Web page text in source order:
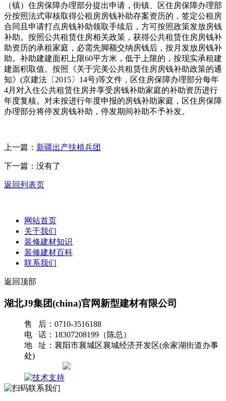
（镇）住房保障办理部分提出申请，街镇、区住房保障办理部
分按照法式审核取得公租房房钱补助存案资历的，签定公租房
合同且申请打点房钱补助领取手续后，方可按照政策发放房钱
补助。按照公共租赁住房相关政策，获得公共租赁住房房钱补
助资历的承租家庭，必需先脚额交纳房钱后，按月发放房钱补
助。补助建建面积上限60平方米，低于上限的，按现实承租建
建面积取值。按照《关于完美公共租赁住房房钱补助政策的通
知》(京建法〔2015〕14号)等文件，区住房保障办理部分每年
4月对入住公共租赁住房并享受房钱补助家庭的补助资历进行
年度复核。对未按进行年度申报的房钱补助家庭，区住房保障
办理部分将停发房钱补助，停发期间补助不予补发。
上一篇： 新疆出产扶植兵团
下一篇：没有了
返回列表页
网站首页
关于我们
装修建材知识
装修建材百科
联系我们
返回顶部
湖北J9集团(china)官网新型建材有限公司
售 后：0710-3516188
电 话：18307208199（陈总）
地 址：襄阳市襄城区襄城经济开发区(余家湖街道办事
处)